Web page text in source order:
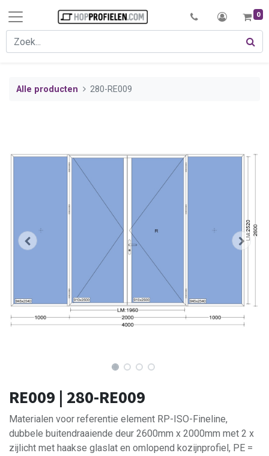
0
Alle producten 280-RE009
RE009 | 280-RE009
Materialen voor referentie element RP-ISO-Fineline,
dubbele buitendraaiende deur 2600mm x 2000mm met 2 x
zijlicht met haakse glaslat en omlopend kozijnprofiel, PE =